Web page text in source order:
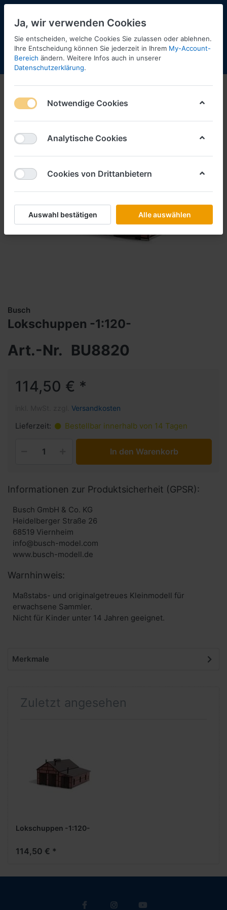
Menü Anmelden Shopaktualisierung
Busch
Lokschuppen -1:120-
Art.-Nr. BU8820
114,50 € *
Versandkosten
Lieferzeit: Bestellbar innerhalb von 14 Tagen
In den Warenkorb
Informationen zur Produktsicherheit (GPSR):
Busch GmbH & Co. KG
Heidelberger Straße 26
68519 Viernheim
info@busch-model.com
www.busch-modell.de
Warnhinweis:
Maßstabs- und originalgetreues Kleinmodell für
erwachsene Sammler.
Nicht für Kinder unter 14 Jahren geeignet.
Merkmale
Zuletzt angesehen
Lokschuppen -1:120-
114,50 € *
Ja, wir verwenden Cookies
Sie entscheiden, welche Cookies Sie zulassen oder ablehnen.
Ihre Entscheidung können Sie jederzeit in Ihrem My-Account-
Bereich ändern. Weitere Infos auch in unserer
Datenschutzerklärung.
Notwendige Cookies
Analytische Cookies
Cookies von Drittanbietern
Auswahl bestätigen Alle auswählen